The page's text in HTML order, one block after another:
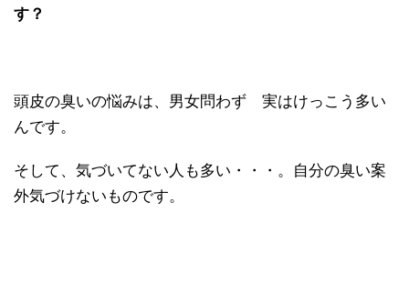
す？
頭皮の臭いの悩みは、男女問わず 実はけっこう多い
んです。
そして、気づいてない人も多い・・・。自分の臭い案
外気づけないものです。